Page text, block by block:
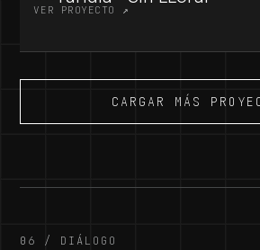
VER PROYECTO ↗
CARGAR MÁS
06 / DIÁLOGO